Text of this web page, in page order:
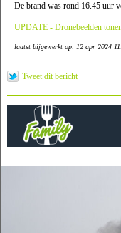
De brand was rond 16.45 uur
UPDATE - Dronebeelden
laatst bijgewerkt op: 12 apr 2024
Tweet dit bericht